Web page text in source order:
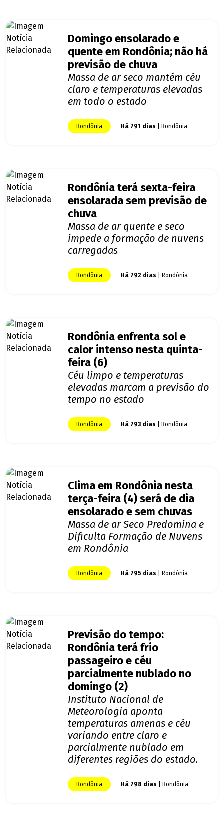
Domingo ensolarado e
quente em Rondônia; não há
previsão de chuva
Massa de ar seco mantém céu
claro e temperaturas elevadas
em todo o estado
Rondônia Há 791 dias | Rondônia
Rondônia terá sexta-feira
ensolarada sem previsão de
chuva
Massa de ar quente e seco
impede a formação de nuvens
carregadas
Rondônia Há 792 dias | Rondônia
Rondônia enfrenta sol e
calor intenso nesta quinta-
feira (6)
Céu limpo e temperaturas
elevadas marcam a previsão do
tempo no estado
Rondônia Há 793 dias | Rondônia
Clima em Rondônia nesta
terça-feira (4) será de dia
ensolarado e sem chuvas
Massa de ar Seco Predomina e
Dificulta Formação de Nuvens
em Rondônia
Rondônia Há 795 dias | Rondônia
Previsão do tempo:
Rondônia terá frio
passageiro e céu
parcialmente nublado no
domingo (2)
Instituto Nacional de
Meteorologia aponta
temperaturas amenas e céu
variando entre claro e
parcialmente nublado em
diferentes regiões do estado.
Rondônia Há 798 dias | Rondônia